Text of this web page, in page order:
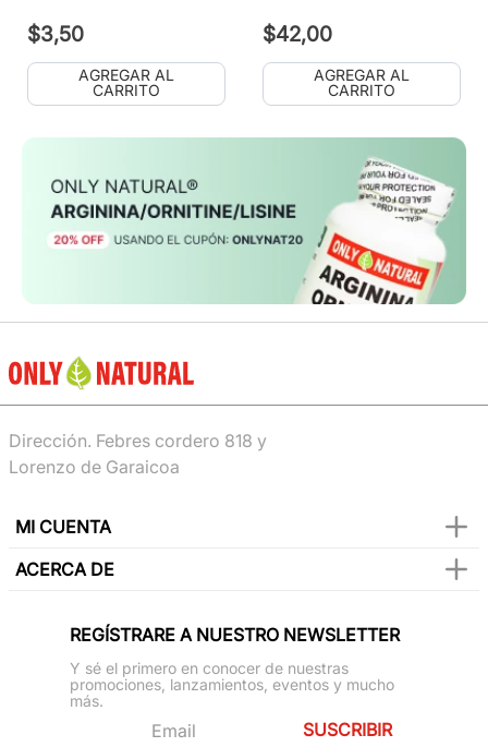
$3,50
AGREGAR AL
CARRITO
$42,00
AGREGAR AL
CARRITO
Dirección. Febres cordero 818 y
Lorenzo de Garaicoa
MI CUENTA
ACERCA DE
REGÍSTRARE A NUESTRO NEWSLETTER
Y sé el primero en conocer de nuestras
promociones, lanzamientos, eventos y mucho
más.
SUSCRIBIR